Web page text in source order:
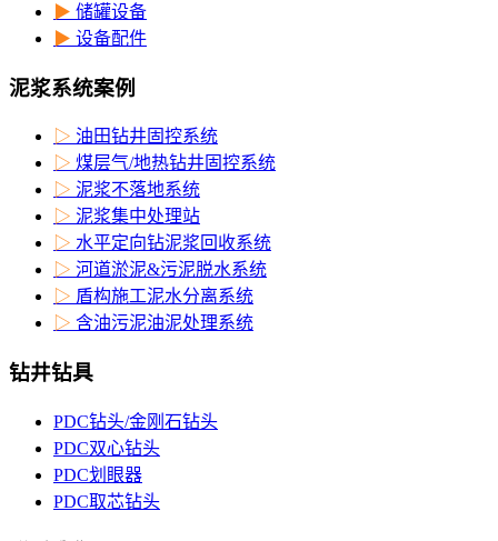
▶ 储罐设备
▶ 设备配件
泥浆系统案例
▷ 油田钻井固控系统
▷ 煤层气/地热钻井固控系统
▷ 泥浆不落地系统
▷ 泥浆集中处理站
▷ 水平定向钻泥浆回收系统
▷ 河道淤泥&污泥脱水系统
▷ 盾构施工泥水分离系统
▷ 含油污泥油泥处理系统
钻井钻具
PDC钻头/金刚石钻头
PDC双心钻头
PDC划眼器
PDC取芯钻头